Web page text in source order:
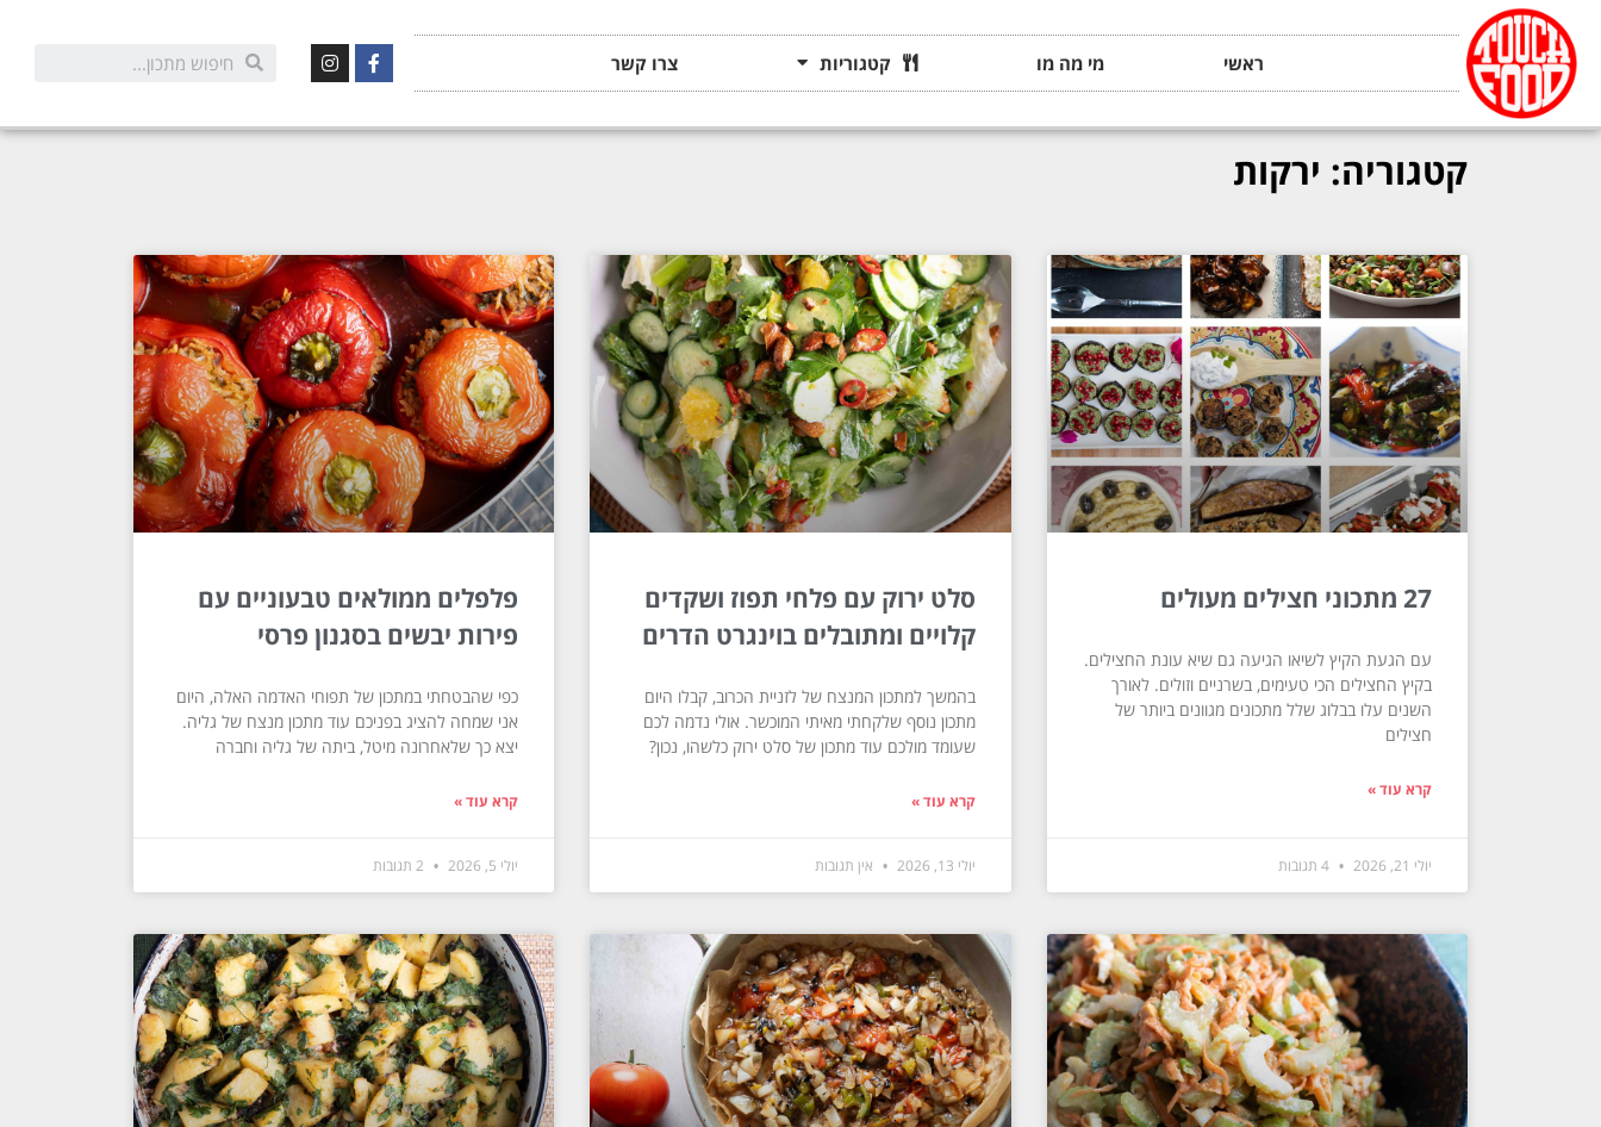
ראשי מי מה מו קטגוריות צרו קשר
קטגוריה: ירקות
27 מתכוני חצילים מעולים
עם הגעת הקיץ לשיאו הגיעה גם שיא עונת החצילים.
בקיץ החצילים הכי טעימים, בשרניים וזולים. לאורך
השנים עלו בבלוג שלל מתכונים מגוונים ביותר של
חצילים
קרא עוד »
יולי 21, 2026
סלט ירוק עם פלחי תפוז ושקדים
קלויים ומתובלים בוינגרט הדרים
בהמשך למתכון המנצח של לזניית הכרוב, קבלו היום
מתכון נוסף שלקחתי מאיתי המוכשר. אולי נדמה לכם
שעומד מולכם עוד מתכון של סלט ירוק כלשהו, נכון?
קרא עוד »
יולי 13, 2026 אין תגובות
פלפלים ממולאים טבעוניים עם
פירות יבשים בסגנון פרסי
כפי שהבטחתי במתכון של תפוחי האדמה האלה, היום
אני שמחה להציג בפניכם עוד מתכון מנצח של גליה.
יצא כך שלאחרונה מיטל, ביתה של גליה וחברה
קרא עוד »
יולי 5, 2026